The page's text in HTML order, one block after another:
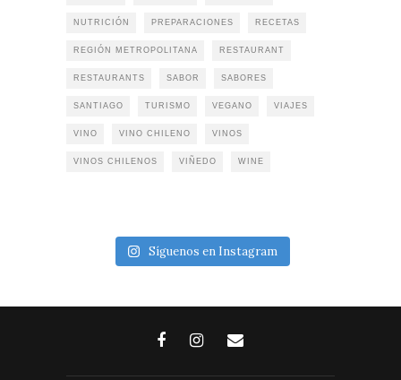
NUTRICIÓN PREPARACIONES RECETAS
REGIÓN METROPOLITANA RESTAURANT
RESTAURANTS SABOR SABORES
SANTIAGO TURISMO VEGANO VIAJES
VINO VINO CHILENO VINOS
VINOS CHILENOS VIÑEDO WINE
Síguenos en Instagram